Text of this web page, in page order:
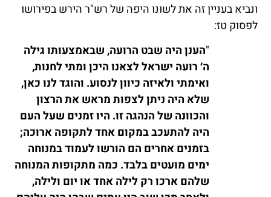
ונביא בעניין זה את לשונו היפה של רש"ר הירש בפירושו
לפסוק טז:
"הענן היה שבט הרועה, שבאמצעותו גילה
ה׳ רועה ישראל לצאנו היכן ומתי לחנות,
ואימתי ולאיזה כיוון לנסוע. והוגד לנו כאן,
שלא היה ניתן לצפות מראש את הרצון
והכוונה של הנהגה זו. היו זמנים שעל העם
היה להתעכב במקום אחד לתקופה ארוכה;
בזמנים אחרים הם הורשו לעמוד במנוחה
ימים מועטים בלבד. כמה מתקופות המנוחה
שלהם ארכו רק לילה אחד או יום ולילה,